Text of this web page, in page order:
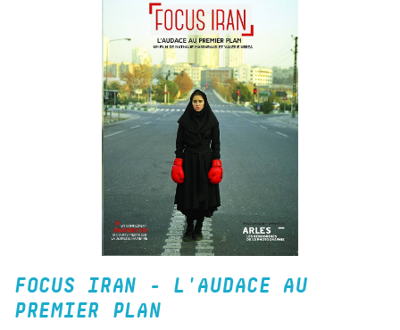
FOCUS IRAN - L'AUDACE AU
PREMIER PLAN